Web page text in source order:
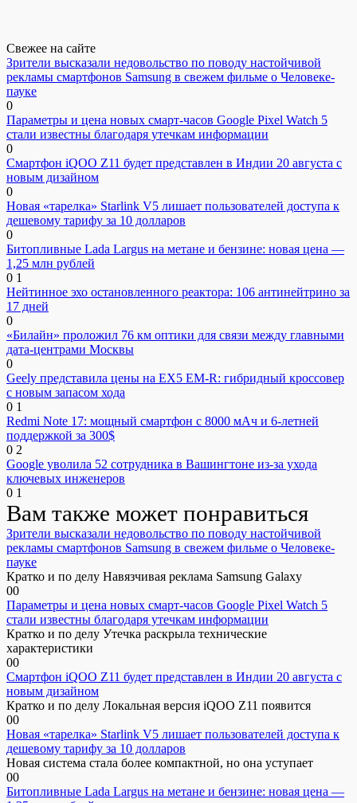
Свежее на сайте
Зрители высказали недовольство по поводу настойчивой
рекламы смартфонов Samsung в свежем фильме о Человеке-
пауке
0
Параметры и цена новых смарт-часов Google Pixel Watch 5
стали известны благодаря утечкам информации
0
Смартфон iQOO Z11 будет представлен в Индии 20 августа с
новым дизайном
0
Новая «тарелка» Starlink V5 лишает пользователей доступа к
дешевому тарифу за 10 долларов
0
Битопливные Lada Largus на метане и бензине: новая цена —
1,25 млн рублей
0 1
Нейтинное эхо остановленного реактора: 106 антинейтрино за
17 дней
0
«Билайн» проложил 76 км оптики для связи между главными
дата-центрами Москвы
0
Geely представила цены на EX5 EM-R: гибридный кроссовер
с новым запасом хода
0 1
Redmi Note 17: мощный смартфон с 8000 мАч и 6-летней
поддержкой за 300$
0 2
Google уволила 52 сотрудника в Вашингтоне из-за ухода
ключевых инженеров
0 1
Вам также может понравиться
Зрители высказали недовольство по поводу настойчивой
рекламы смартфонов Samsung в свежем фильме о Человеке-
пауке
Кратко и по делу Навязчивая реклама Samsung Galaxy
00
Параметры и цена новых смарт-часов Google Pixel Watch 5
стали известны благодаря утечкам информации
Кратко и по делу Утечка раскрыла технические
характеристики
00
Смартфон iQOO Z11 будет представлен в Индии 20 августа с
новым дизайном
Кратко и по делу Локальная версия iQOO Z11 появится
00
Новая «тарелка» Starlink V5 лишает пользователей доступа к
дешевому тарифу за 10 долларов
Новая система стала более компактной, но она уступает
00
Битопливные Lada Largus на метане и бензине: новая цена —